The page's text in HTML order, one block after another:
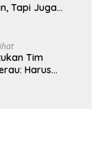
Tapi Juga
Tim
Harus